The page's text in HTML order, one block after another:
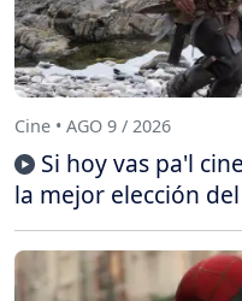
Cine • AGO 9 / 2026
Si hoy vas pa'l
la mejor elección